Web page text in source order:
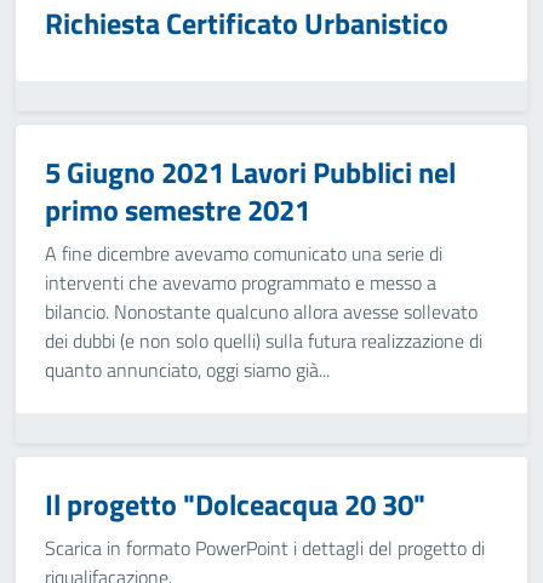
Richiesta Certificato Urbanistico
5 Giugno 2021 Lavori Pubblici nel
primo semestre 2021
A fine dicembre avevamo comunicato una serie di
interventi che avevamo programmato e messo a
bilancio. Nonostante qualcuno allora avesse sollevato
dei dubbi (e non solo quelli) sulla futura realizzazione di
quanto annunciato, oggi siamo già...
Il progetto "Dolceacqua 20 30"
Scarica in formato PowerPoint i dettagli del progetto di
riqualifacazione.